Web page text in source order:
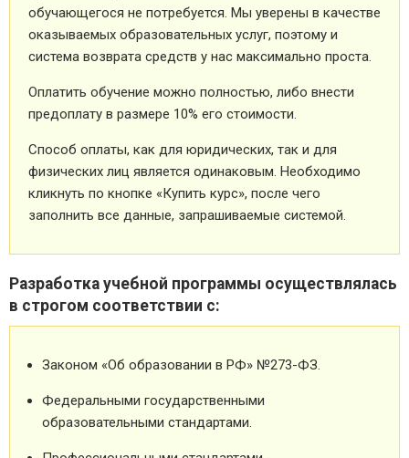
обучающегося не потребуется. Мы уверены в качестве
оказываемых образовательных услуг, поэтому и
система возврата средств у нас максимально проста.
Оплатить обучение можно полностью, либо внести
предоплату в размере 10% его стоимости.
Способ оплаты, как для юридических, так и для
физических лиц является одинаковым. Необходимо
кликнуть по кнопке «Купить курс», после чего
заполнить все данные, запрашиваемые системой.
Разработка учебной программы осуществлялась
в строгом соответствии с:
Законом «Об образовании в РФ» №273-ФЗ.
Федеральными государственными
образовательными стандартами.